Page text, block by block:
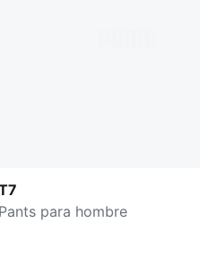
Pants para hombre